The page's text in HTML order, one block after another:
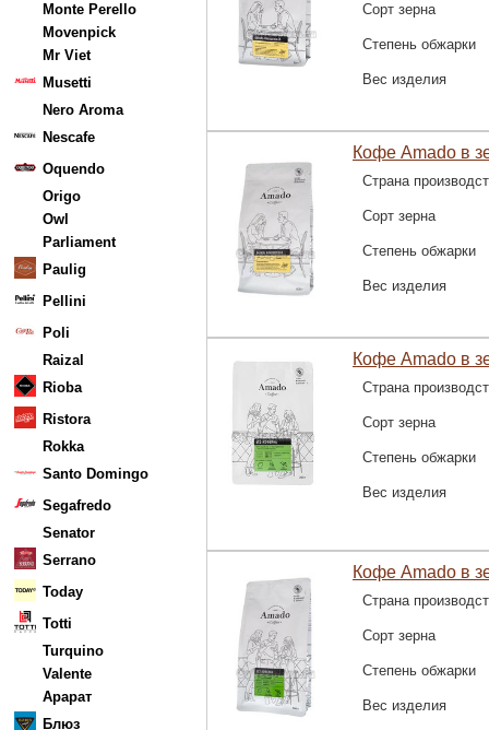
Monte Perello
Movenpick
Mr Viet
Musetti
Nero Aroma
Nescafe
Oquendo
Origo
Owl
Parliament
Paulig
Pellini
Poli
Raizal
Rioba
Ristora
Rokka
Santo Domingo
Segafredo
Senator
Serrano
Today
Totti
Turquino
Valente
Арарат
Блюз
Сорт зерна
Степень обжарки
Вес изделия
Кофе Amado в
Страна
Сорт зерна
Степень обжарки
Вес изделия
Кофе Amado в
Страна
Сорт зерна
Степень обжарки
Вес изделия
Кофе Amado в
Страна
Сорт зерна
Степень обжарки
Вес изделия